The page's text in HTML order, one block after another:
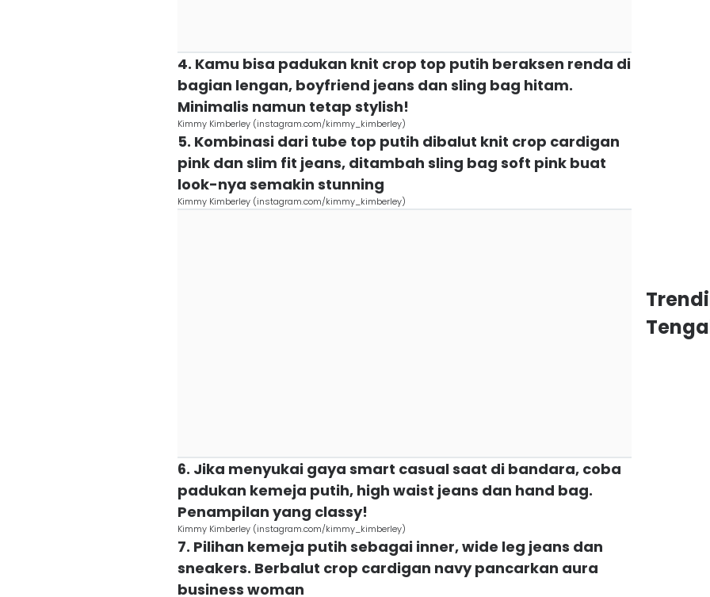
4. Kamu bisa padukan knit crop top putih beraksen renda di
bagian lengan, boyfriend jeans dan sling bag hitam.
Minimalis namun tetap stylish!
Kimmy Kimberley (instagram.com/kimmy_kimberley)
5. Kombinasi dari tube top putih dibalut knit crop cardigan
pink dan slim fit jeans, ditambah sling bag soft pink buat
look-nya semakin stunning
Kimmy Kimberley (instagram.com/kimmy_kimberley)
6. Jika menyukai gaya smart casual saat di bandara, coba
padukan kemeja putih, high waist jeans dan hand bag.
Penampilan yang classy!
Kimmy Kimberley (instagram.com/kimmy_kimberley)
7. Pilihan kemeja putih sebagai inner, wide leg jeans dan
sneakers. Berbalut crop cardigan navy pancarkan aura
business woman